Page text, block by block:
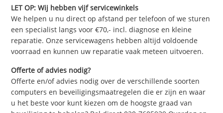
LET OP: Wij hebben vijf servicewinkels
We helpen u nu direct op afstand per telefoon of we sturen
een specialist langs voor €70,- incl. diagnose en kleine
reparatie. Onze servicewagens hebben altijd voldoende
voorraad en kunnen uw reparatie vaak meteen uitvoeren.
Offerte of advies nodig?
Offerte en/of advies nodig over de verschillende soorten
computers en beveiligingsmaatregelen die er zijn en waar
u het beste voor kunt kiezen om de hoogste graad van